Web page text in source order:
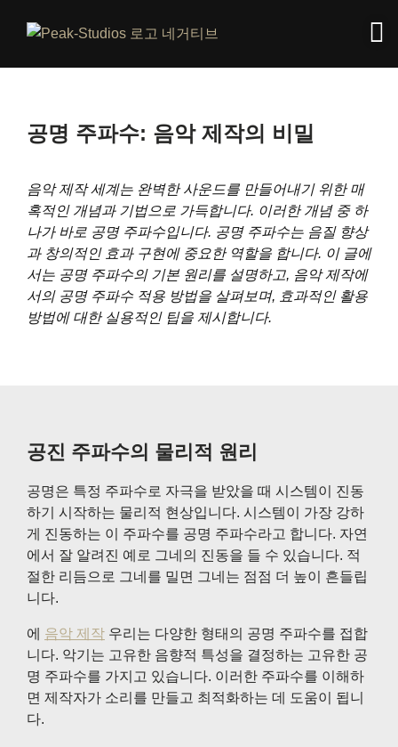
공명 주파수: 음악 제작의 비밀
음악 제작 세계는 완벽한 사운드를 만들어내기 위한 매
혹적인 개념과 기법으로 가득합니다. 이러한 개념 중 하
나가 바로 공명 주파수입니다. 공명 주파수는 음질 향상
과 창의적인 효과 구현에 중요한 역할을 합니다. 이 글에
서는 공명 주파수의 기본 원리를 설명하고, 음악 제작에
서의 공명 주파수 적용 방법을 살펴보며, 효과적인 활용
방법에 대한 실용적인 팁을 제시합니다.
공진 주파수의 물리적 원리
공명은 특정 주파수로 자극을 받았을 때 시스템이 진동
하기 시작하는 물리적 현상입니다. 시스템이 가장 강하
게 진동하는 이 주파수를 공명 주파수라고 합니다. 자연
에서 잘 알려진 예로 그네의 진동을 들 수 있습니다. 적
절한 리듬으로 그네를 밀면 그네는 점점 더 높이 흔들립
니다.
에 음악 제작 우리는 다양한 형태의 공명 주파수를 접합
니다. 악기는 고유한 음향적 특성을 결정하는 고유한 공
명 주파수를 가지고 있습니다. 이러한 주파수를 이해하
면 제작자가 소리를 만들고 최적화하는 데 도움이 됩니
다.